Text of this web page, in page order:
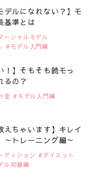
デルになれない？】モ
基準とは
ーシャルモデル
モデル入門編
！】そもそも読モっ
るの？
金
モデル入門編
えちゃいます】キレイ
トレーニング編～
ディション
ダイエット
ル初級編